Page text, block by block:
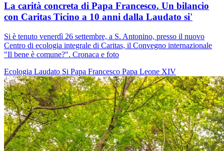
La carità concreta di Papa Francesco. Un bilancio
con Caritas Ticino a 10 anni dalla Laudato si'
Si è tenuto venerdì 26 settembre, a S. Antonino, presso il nuovo
Centro di ecologia integrale di Caritas, il Convegno internazionale
"Il bene è comune?". Cronaca e foto
Ecologia Laudato Si Papa Francesco Papa Leone XIV